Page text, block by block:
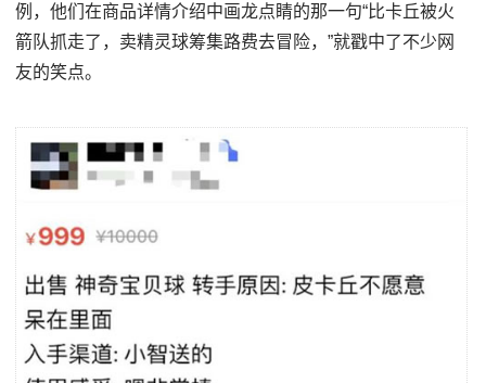
例，他们在商品详情介绍中画龙点睛的那一句“比卡丘被火
箭队抓走了，卖精灵球筹集路费去冒险，”就戳中了不少网
友的笑点。